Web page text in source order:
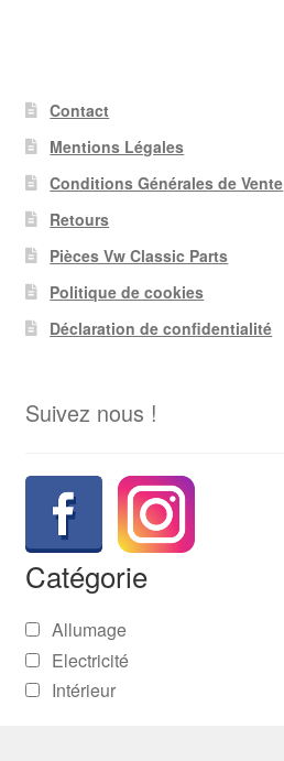
Contact
Mentions Légales
Conditions Générales de Vente
Retours
Pièces Vw Classic Parts
Politique de cookies
Déclaration de confidentialité
Suivez nous !
Catégorie
Allumage
Electricité
Intérieur